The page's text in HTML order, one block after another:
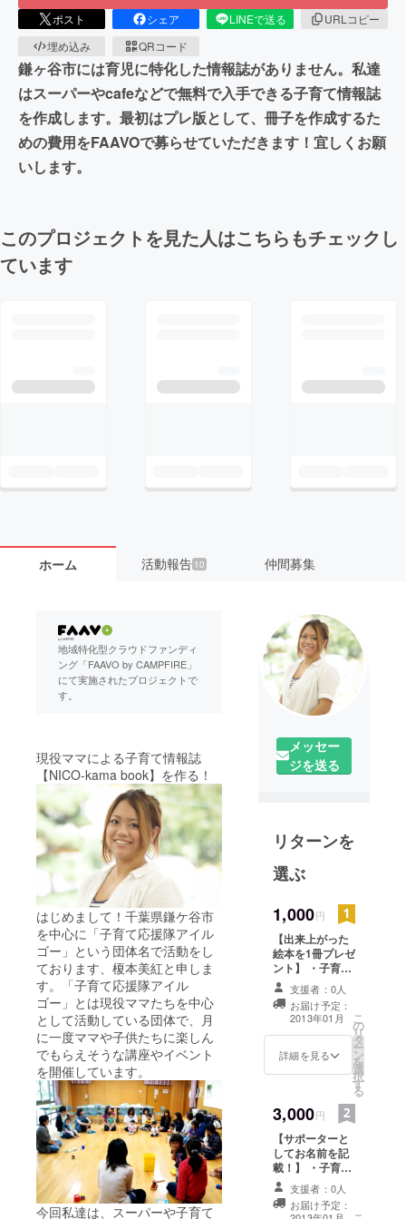
ポスト シェア LINEで送る
URLコピー
埋め込み
QRコード
鎌ヶ谷市には育児に特化した情報誌がありません。私達
はスーパーやcafeなどで無料で入手できる子育て情報誌
を作成します。最初はプレ版として、冊子を作成するた
めの費用をFAAVOで募らせていただきます！宜しくお願
いします。
このプロジェクトを見た人はこちらもチェックし
ています
ホーム 活動報告 10 仲間募集
地域特化型クラウドファンディ
ング「FAAVO by CAMPFIRE」
にて実施されたプロジェクトで
す。
現役ママによる子育て情報誌
【NICO-kama book】を作る！
はじめまして！千葉県鎌ケ谷市
を中心に「子育て応援隊アイル
ゴー」という団体名で活動をし
ております、榎本美紅と申しま
す。「子育て応援隊アイル
ゴー」とは現役ママたちを中心
として活動している団体で、月
に一度ママや子供たちに楽しん
でもらえそうな講座やイベント
を開催しています。
今回私達は、スーパーや子育て
メッセー
ジを送る
リターンを
選ぶ
1,000円
【出来上がった
絵本を1冊プレゼ
ント】 ・子育て
応援隊アイル
ゴーより感謝の
メール ・出来上
がったNICO-
kama book１冊
を感謝を込めて
支援者：0人
お届け予定：
2013年01月
詳細を見る
こ
の
リ
タ
ー
ン
を
選
択
す
る
3,000円
【サポーターと
してお名前を記
載！】 ・子育て
応援隊アイル
ゴーより感謝の
メール ・出来上
支援者：0人
お届け予定：